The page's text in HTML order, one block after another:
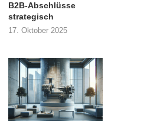
B2B-Abschlüsse
strategisch
17. Oktober 2025